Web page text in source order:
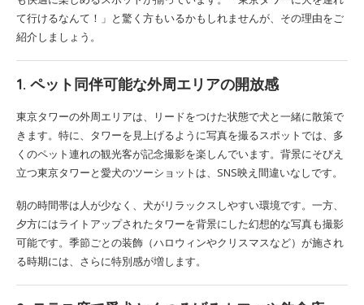
て行けるなんて！」と驚く方もいるかもしれませんが、その理由をご
紹介しましょう。
1. ペット同伴可能な外周エリアの開放感
東京タワーの外周エリアは、リードをつけた状態で犬と一緒に散策で
きます。特に、タワーを見上げるように写真を撮るスポットでは、多
くのペット連れの観光客が記念撮影を楽しんでいます。背景にそびえ
立つ東京タワーと愛犬のツーショットは、SNS映え間違いなしです。
朝の時間帯は人が少なく、犬がリラックスしやすい環境です。一方、
夕方にはライトアップされたタワーを背景にした幻想的な写真も撮影
可能です。季節ごとの装飾（ハロウィンやクリスマスなど）が施され
る時期には、さらに特別感が増します。